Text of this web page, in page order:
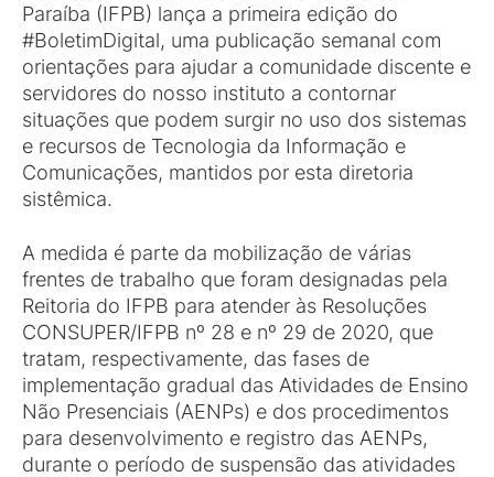
Paraíba (IFPB) lança a primeira edição do
#BoletimDigital, uma publicação semanal com
orientações para ajudar a comunidade discente e
servidores do nosso instituto a contornar
situações que podem surgir no uso dos sistemas
e recursos de Tecnologia da Informação e
Comunicações, mantidos por esta diretoria
sistêmica.
A medida é parte da mobilização de várias
frentes de trabalho que foram designadas pela
Reitoria do IFPB para atender às Resoluções
CONSUPER/IFPB nº 28 e nº 29 de 2020, que
tratam, respectivamente, das fases de
implementação gradual das Atividades de Ensino
Não Presenciais (AENPs) e dos procedimentos
para desenvolvimento e registro das AENPs,
durante o período de suspensão das atividades